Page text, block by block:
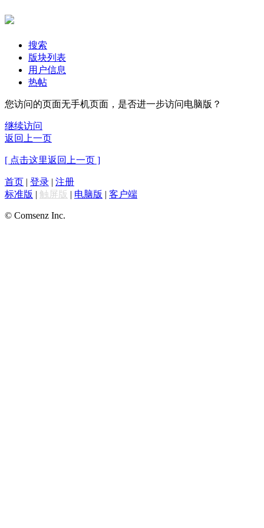
搜索
版块列表
用户信息
热帖
您访问的页面无手机页面，是否进一步访问电脑版？
继续访问
返回上一页
[ 点击这里返回上一页 ]
首页 | 登录 | 注册
标准版 | 触屏版 | 电脑版 | 客户端
© Comsenz Inc.